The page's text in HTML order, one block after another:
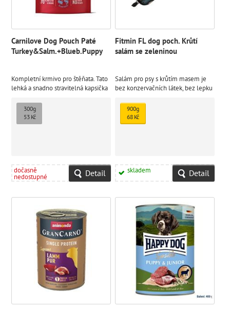
Carnilove Dog Pouch Paté
Turkey&Salm.+Blueb.Puppy
Kompletní krmivo pro štěňata. Tato
lehká a snadno stravitelná kapsička
růst štěňat
300g
53 Kč
dočasně
nedostupné Detail
Fitmin FL dog poch. Krůtí
salám se zeleninou
Salám pro psy s krůtím masem je
bez konzervačních látek, bez lepku
900g
68 Kč
skladem Detail